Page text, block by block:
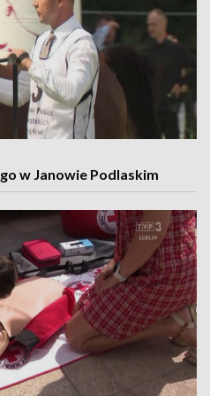
w Janowie Podlaskim